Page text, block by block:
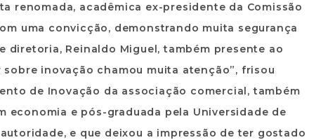
renomada, acadêmica ex-presidente da Comissão
uma convicção, demonstrando muita segurança
diretoria, Reinaldo Miguel, também presente ao
inovação chamou muita atenção”, frisou
de Inovação da associação comercial, também
economia e pós-graduada pela Universidade de
e que deixou a impressão de ter gostado